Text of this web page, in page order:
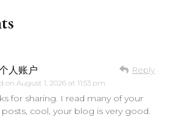
人账户
on August 1, 2026 at 11:53 pm
Reply
for sharing. I read many of your
cool, your blog is very good.